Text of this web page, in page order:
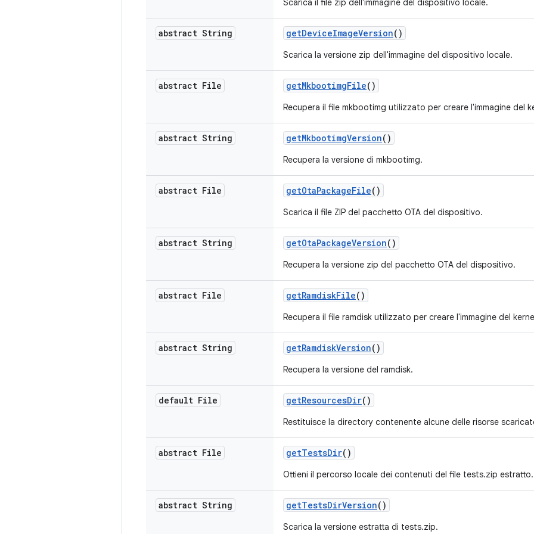
Scarica il file zip dell'immagine del dispositivo locale.
abstract String getDeviceImageVersion()
Scarica la versione zip dell'immagine del dispositivo locale.
abstract File getMkbootimgFile()
Recupera il file mkbootimg utilizzato per creare l'immagine del
abstract String getMkbootimgVersion()
Recupera la versione di mkbootimg.
abstract File getOtaPackageFile()
Scarica il file ZIP del pacchetto OTA del dispositivo.
abstract String getOtaPackageVersion()
Recupera la versione zip del pacchetto OTA del dispositivo.
abstract File getRamdiskFile()
Recupera il file ramdisk utilizzato per creare l'immagine del
abstract String getRamdiskVersion()
Recupera la versione del ramdisk.
default File getResourcesDir()
Restituisce la directory contenente alcune delle risorse
abstract File getTestsDir()
Ottieni il percorso locale dei contenuti del file tests.zip estratto.
abstract String getTestsDirVersion()
Scarica la versione estratta di tests.zip.